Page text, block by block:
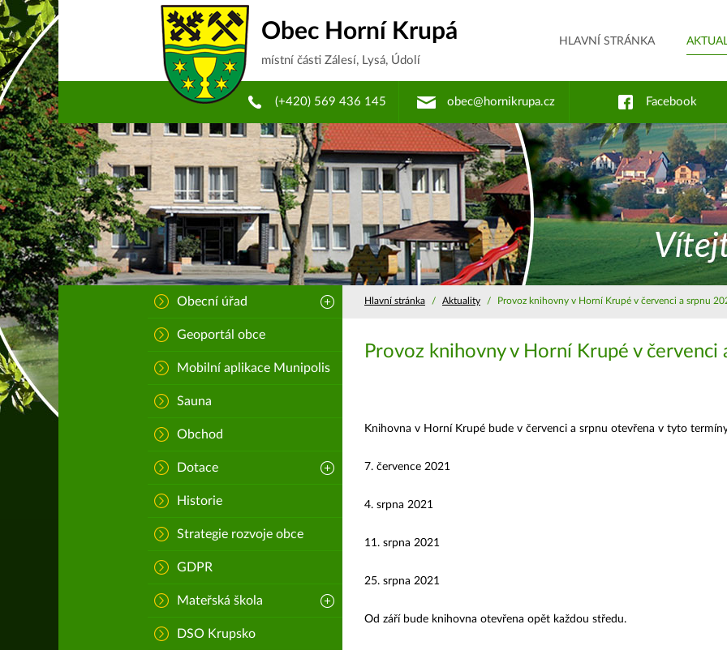
Obec Horní Krupá
místní části Zálesí, Lysá, Údolí
HLAVNÍ STRÁNKA
(+420) 569 436 145 obec@hornikrupa.cz Facebook
Hlavní stránka / Aktuality / Provoz knihovny v Horní Krupé v červenci a srpnu
Provoz knihovny v Horní Krupé v červenci
Knihovna v Horní Krupé bude v červenci a srpnu otevřena v tyto
7. července 2021
4. srpna 2021
11. srpna 2021
25. srpna 2021
Od září bude knihovna otevřena opět každou středu.
Obecní úřad
Geoportál obce
Mobilní aplikace Munipolis
Sauna
Obchod
Dotace
Historie
Strategie rozvoje obce
GDPR
Mateřská škola
DSO Krupsko